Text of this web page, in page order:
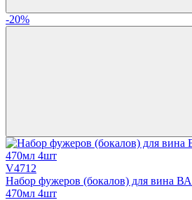
-20%
V4712
Набор фужеров (бокалов) для
470мл 4шт